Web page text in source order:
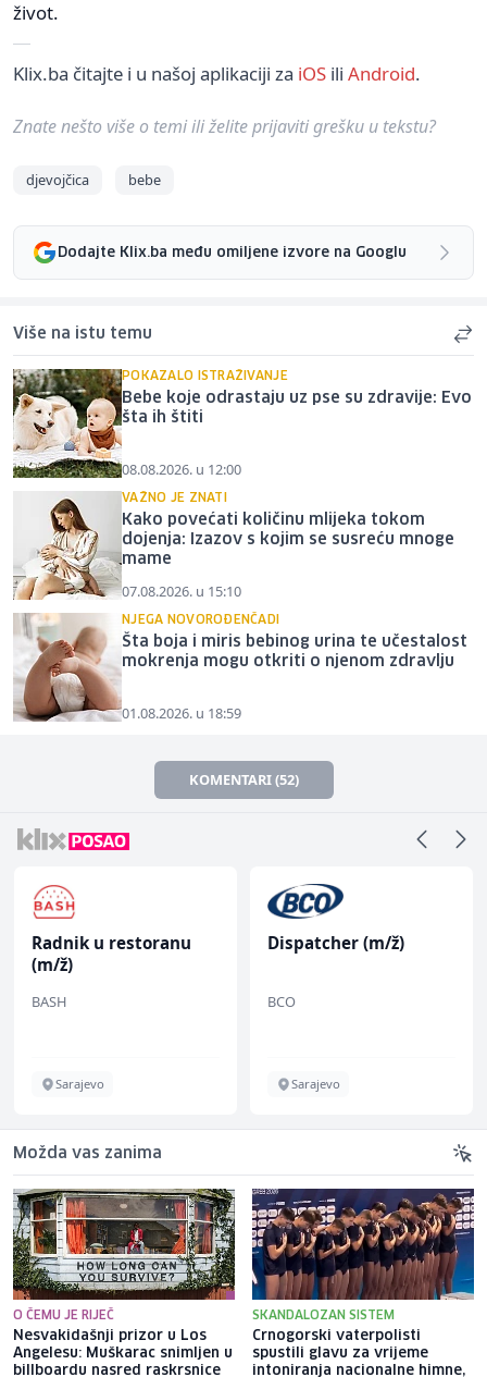
život.
Klix.ba čitajte i u našoj aplikaciji za iOS ili Android.
Znate nešto više o temi ili želite prijaviti grešku u tekstu?
djevojčica bebe
Dodajte Klix.ba među omiljene izvore na Googlu
Više na istu temu
POKAZALO ISTRAŽIVANJE
Bebe koje odrastaju uz pse su zdravije: Evo
šta ih štiti
08.08.2026. u 12:00
VAŽNO JE ZNATI
Kako povećati količinu mlijeka tokom
dojenja: Izazov s kojim se susreću mnoge
mame
07.08.2026. u 15:10
NJEGA NOVOROĐENČADI
Šta boja i miris bebinog urina te učestalost
mokrenja mogu otkriti o njenom zdravlju
01.08.2026. u 18:59
KOMENTARI (52)
Radnik u restoranu
(m/ž)
BASH
Sarajevo
Dispatcher (m/ž)
BCO
Sarajevo
Možda vas zanima
O ČEMU JE RIJEČ
Nesvakidašnji prizor u Los
Angelesu: Muškarac snimljen u
billboardu nasred raskrsnice
SKANDALOZAN SISTEM
Crnogorski vaterpolisti
spustili glavu za vrijeme
intoniranja nacionalne himne,